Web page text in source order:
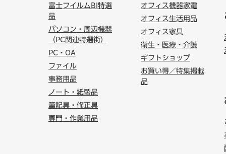
富士フイルムBI特選
品
パソコン・周辺機器
（PC関連特選街）
PC・OA
ファイル
事務用品
ノート・紙製品
筆記具・修正具
専門・作業用品
オフィス機器家電
オフィス生活用品
オフィス家具
衛生・医療・介護
ギフトショップ
お買い得／特集掲載
品